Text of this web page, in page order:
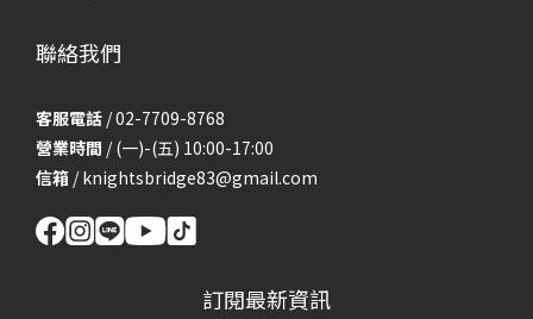
聯絡我們
客服電話 / 02-7709-8768
營業時間 / (一)-(五) 10:00-17:00
信箱 /knightsbridge83@gmail.com
訂閱最新資訊